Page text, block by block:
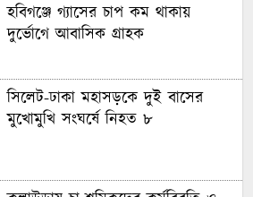
হবিগঞ্জে গ্যাসের চাপ কম থাকায়
দুর্ভোগে আবাসিক গ্রাহক
‎সিলেট-ঢাকা মহাসড়কে দুই বাসের
মুখোমুখি সংঘর্ষে নিহত ৮